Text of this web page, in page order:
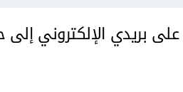
بريدي الإلكتروني إلى